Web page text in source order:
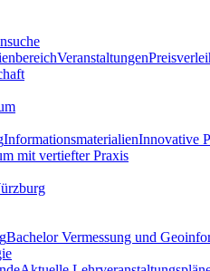
Veranstaltungen
InformationsmaterialienInnovative
mit vertiefter Praxis
Bachelor Vermessung und